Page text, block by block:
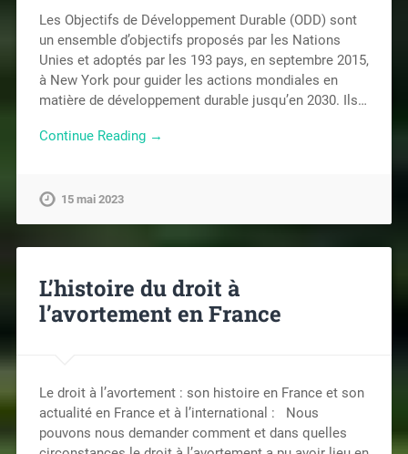
Les Objectifs de Développement Durable (ODD) sont
un ensemble d’objectifs proposés par les Nations
Unies et adoptés par les 193 pays, en septembre 2015,
à New York pour guider les actions mondiales en
matière de développement durable jusqu’en 2030. Ils…
Continue Reading →
15 mai 2023
L’histoire du droit à
l’avortement en France
Le droit à l’avortement : son histoire en France et son
actualité en France et à l’international : Nous
pouvons nous demander comment et dans quelles